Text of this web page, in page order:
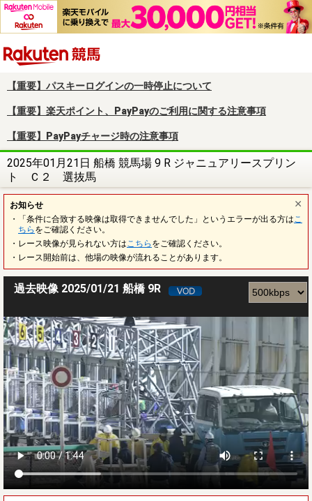
【重要】パスキーログインの一時停止について
【重要】楽天ポイント、PayPayのご利用に関する注意事項
【重要】PayPayチャージ時の注意事項
2025年01月21日 船橋 競馬場 9 R ジャニュアリースプリン
ト Ｃ２ 選抜馬
お知らせ
・「条件に合致する映像は取得できませんでした」というエラーが出る方は こ
ちら をご確認ください。
・レース映像が見られない方は こちら をご確認ください。
・レース開始前は、他場の映像が流れることがあります。
過去映像 2025/01/21 船橋 9R